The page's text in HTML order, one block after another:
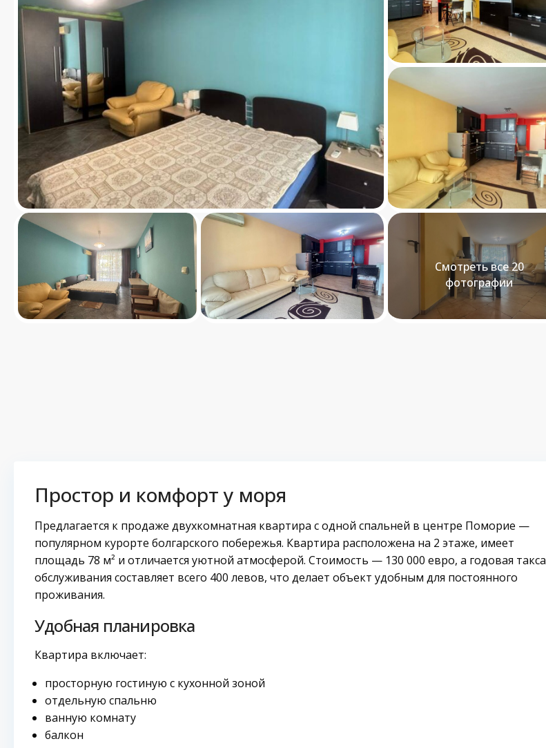
Смотреть все 20
фотографии
Простор и комфорт у моря
Предлагается к продаже двухкомнатная квартира с одной спальней в центре Поморие —
популярном курорте болгарского побережья. Квартира расположена на 2 этаже, имеет
площадь 78 м² и отличается уютной атмосферой. Стоимость — 130 000 евро, а годовая такса
обслуживания составляет всего 400 левов, что делает объект удобным для постоянного
проживания.
Удобная планировка
Квартира включает:
просторную гостиную с кухонной зоной
отдельную спальню
ванную комнату
балкон